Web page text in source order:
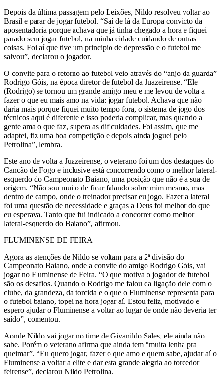
Depois da última passagem pelo Leixões, Nildo resolveu voltar ao
Brasil e parar de jogar futebol. “Saí de lá da Europa convicto da
aposentadoria porque achava que já tinha chegado a hora e fiquei
parado sem jogar futebol, na minha cidade cuidando de outras
coisas. Foi aí que tive um principio de depressão e o futebol me
salvou”, declarou o jogador.
O convite para o retorno ao futebol veio através do “anjo da guarda”
Rodrigo Góis, na época diretor de futebol da Juazeirense. “Ele
(Rodrigo) se tornou um grande amigo meu e me levou de volta a
fazer o que eu mais amo na vida: jogar futebol. Achava que não
daria mais porque fiquei muito tempo fora, o sistema de jogo dos
técnicos aqui é diferente e isso poderia complicar, mas quando a
gente ama o que faz, supera as dificuldades. Foi assim, que me
adaptei, fiz uma boa competição e depois ainda joguei pelo
Petrolina”, lembra.
Este ano de volta a Juazeirense, o veterano foi um dos destaques do
Cancão de Fogo e inclusive está concorrendo como o melhor lateral-
esquerdo do Campeonato Baiano, uma posição que não é a sua de
origem. “Não sou muito de ficar falando sobre mim mesmo, mas
dentro de campo, onde o treinador precisar eu jogo. Fazer a lateral
foi uma questão de necessidade e graças a Deus foi melhor do que
eu esperava. Tanto que fui indicado a concorrer como melhor
lateral-esquerdo do Baiano”, afirmou.
FLUMINENSE DE FEIRA
Agora as atenções de Nildo se voltam para a 2ª divisão do
Campeonato Baiano, onde a convite do amigo Rodrigo Góis, vai
jogar no Fluminense de Feira. “O que motiva o jogador de futebol
são os desafios. Quando o Rodrigo me falou da ligação dele com o
clube, da grandeza, da torcida e o que o Fluminense representa para
o futebol baiano, topei na hora jogar aí. Estou feliz, motivado e
espero ajudar o Fluminense a voltar ao lugar de onde não deveria ter
saído”, comentou.
Aonde Nildo vai jogar no time de Givanildo Sales, ele ainda não
sabe. Porém o veterano afirma que ainda tem “muita lenha pra
queimar”. “Eu quero jogar, fazer o que amo e quem sabe, ajudar aí o
Fluminense a voltar a elite e dar esta grande alegria ao torcedor
feirense”, declarou Nildo Petrolina.